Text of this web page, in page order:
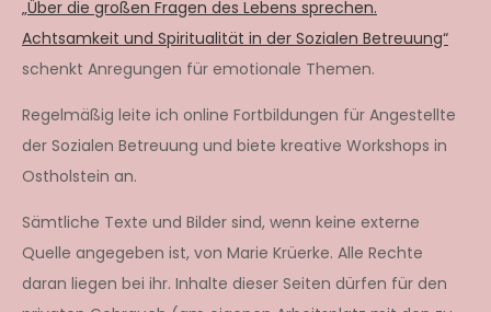
„Über die großen Fragen des Lebens sprechen.
Achtsamkeit und Spiritualität in der Sozialen Betreuung“
schenkt Anregungen für emotionale Themen.
Regelmäßig leite ich online Fortbildungen für Angestellte
der Sozialen Betreuung und biete kreative Workshops in
Ostholstein an.
Sämtliche Texte und Bilder sind, wenn keine externe
Quelle angegeben ist, von Marie Krüerke. Alle Rechte
daran liegen bei ihr. Inhalte dieser Seiten dürfen für den